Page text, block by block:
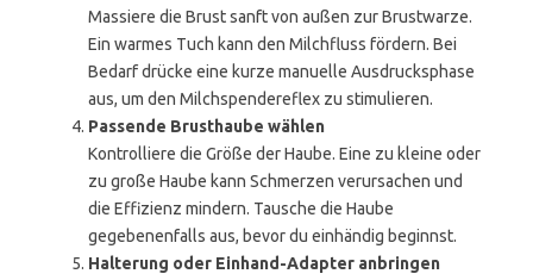
Massiere die Brust sanft von außen zur Brustwarze.
Ein warmes Tuch kann den Milchfluss fördern. Bei
Bedarf drücke eine kurze manuelle Ausdrucksphase
aus, um den Milchspendereflex zu stimulieren.
Passende Brusthaube wählen
Kontrolliere die Größe der Haube. Eine zu kleine oder
zu große Haube kann Schmerzen verursachen und
die Effizienz mindern. Tausche die Haube
gegebenenfalls aus, bevor du einhändig beginnst.
Halterung oder Einhand-Adapter anbringen